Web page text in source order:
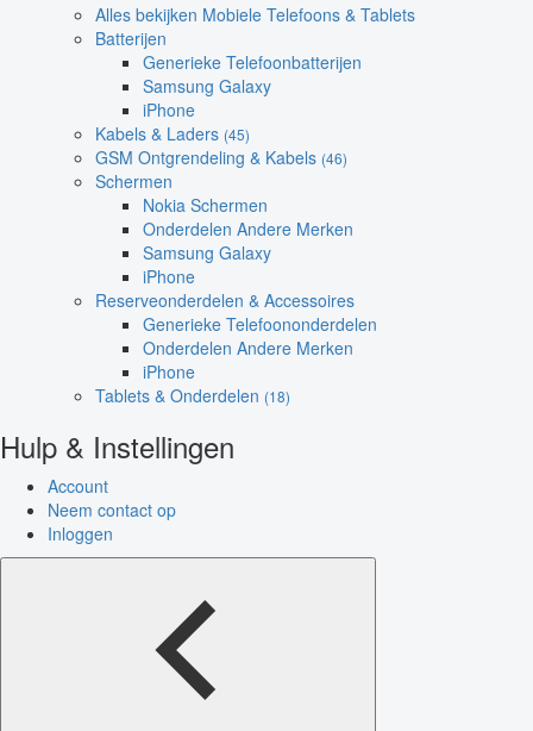
Alles bekijken Mobiele Telefoons & Tablets
Batterijen
Generieke Telefoonbatterijen
Samsung Galaxy
iPhone
Kabels & Laders (45)
GSM Ontgrendeling & Kabels (46)
Schermen
Nokia Schermen
Onderdelen Andere Merken
Samsung Galaxy
iPhone
Reserveonderdelen & Accessoires
Generieke Telefoononderdelen
Onderdelen Andere Merken
iPhone
Tablets & Onderdelen (18)
Hulp & Instellingen
Account
Neem contact op
Inloggen